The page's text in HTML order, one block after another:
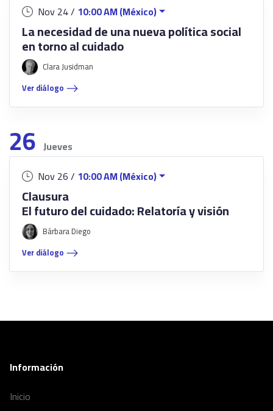
Nov 24 / 10:00 AM (México)
La necesidad de una nueva política social
en torno al cuidado
Clara Jusidman
Ver diálogo
26 Jueves
Nov 26 / 10:00 AM (México)
Clausura
El futuro del cuidado: Relatoría y visión
Bárbara Diego
Ver diálogo
Información
Inicio